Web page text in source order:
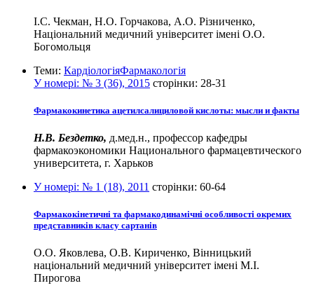
І.С. Чекман, Н.О. Горчакова, А.О. Різниченко,
Національний медичний університет імені О.О.
Богомольця
Теми: КардіологіяФармакологія
У номері: № 3 (36), 2015 сторінки: 28-31
Фармакокинетика ацетилсалициловой кислоты: мысли и факты
Н.В. Бездетко, д.мед.н., профессор кафедры
фармакоэкономики Национального фармацевтического
университета, г. Харьков
У номері: № 1 (18), 2011 сторінки: 60-64
Фармакокінетичні та фармакодинамічні особливості окремих
представників класу сартанів
О.О. Яковлева, О.В. Кириченко, Вінницький
національний медичний університет імені М.І.
Пирогова